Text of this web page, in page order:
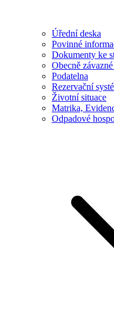
Úřední deska
Povinné
Dokumenty ke
Obecně
Podatelna
Rezervační
Životní situace
Matrika,
Odpadové